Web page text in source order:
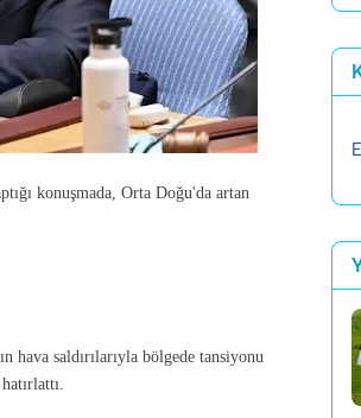
konuşmada, Orta Doğu'da artan
hava saldırılarıyla bölgede tansiyonu